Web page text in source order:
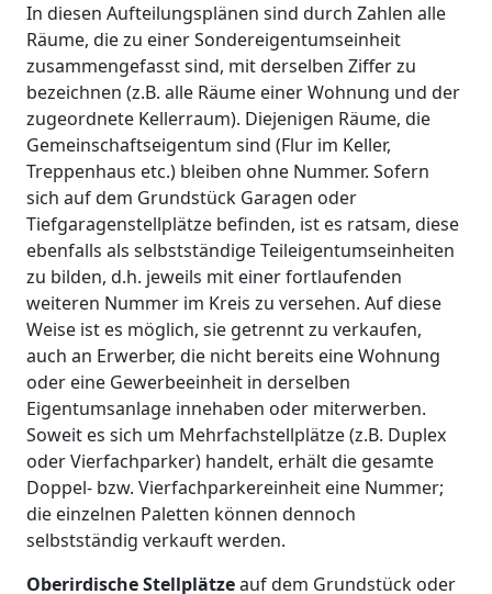
In diesen Aufteilungsplänen sind durch Zahlen alle
Räume, die zu einer Sondereigentumseinheit
zusammengefasst sind, mit derselben Ziffer zu
bezeichnen (z.B. alle Räume einer Wohnung und der
zugeordnete Kellerraum). Diejenigen Räume, die
Gemeinschaftseigentum sind (Flur im Keller,
Treppenhaus etc.) bleiben ohne Nummer. Sofern
sich auf dem Grundstück Garagen oder
Tiefgaragenstellplätze befinden, ist es ratsam, diese
ebenfalls als selbstständige Teileigentumseinheiten
zu bilden, d.h. jeweils mit einer fortlaufenden
weiteren Nummer im Kreis zu versehen. Auf diese
Weise ist es möglich, sie getrennt zu verkaufen,
auch an Erwerber, die nicht bereits eine Wohnung
oder eine Gewerbeeinheit in derselben
Eigentumsanlage innehaben oder miterwerben.
Soweit es sich um Mehrfachstellplätze (z.B. Duplex
oder Vierfachparker) handelt, erhält die gesamte
Doppel- bzw. Vierfachparkereinheit eine Nummer;
die einzelnen Paletten können dennoch
selbstständig verkauft werden.
Oberirdische Stellplätzeauf dem Grundstück oder